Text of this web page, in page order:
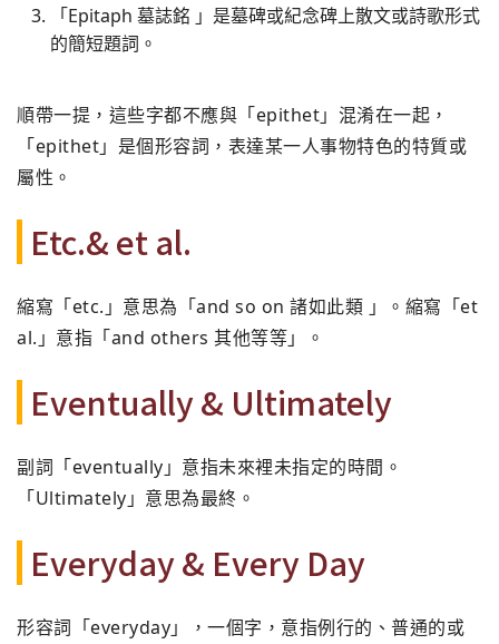
「Epitaph 墓誌銘 」是墓碑或紀念碑上散文或詩歌形式
的簡短題詞。
順帶一提，這些字都不應與「epithet」混淆在一起，
「epithet」是個形容詞，表達某一人事物特色的特質或
屬性。
Etc.& et al.
縮寫「etc.」意思為「and so on 諸如此類 」。縮寫「et
al.」意指「and others 其他等等」。
Eventually & Ultimately
副詞「eventually」意指未來裡未指定的時間。
「Ultimately」意思為最終。
Everyday & Every Day
形容詞「everyday」，一個字，意指例行的、普通的或